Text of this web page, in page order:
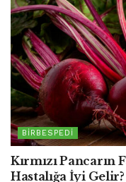
BIRBESPEDI
Kırmızı Pancarın
Hastalığa İyi Gelir?